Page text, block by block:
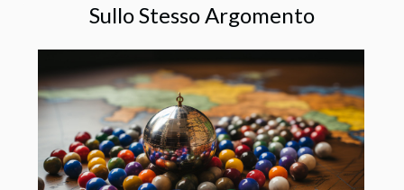
Sullo Stesso Argomento